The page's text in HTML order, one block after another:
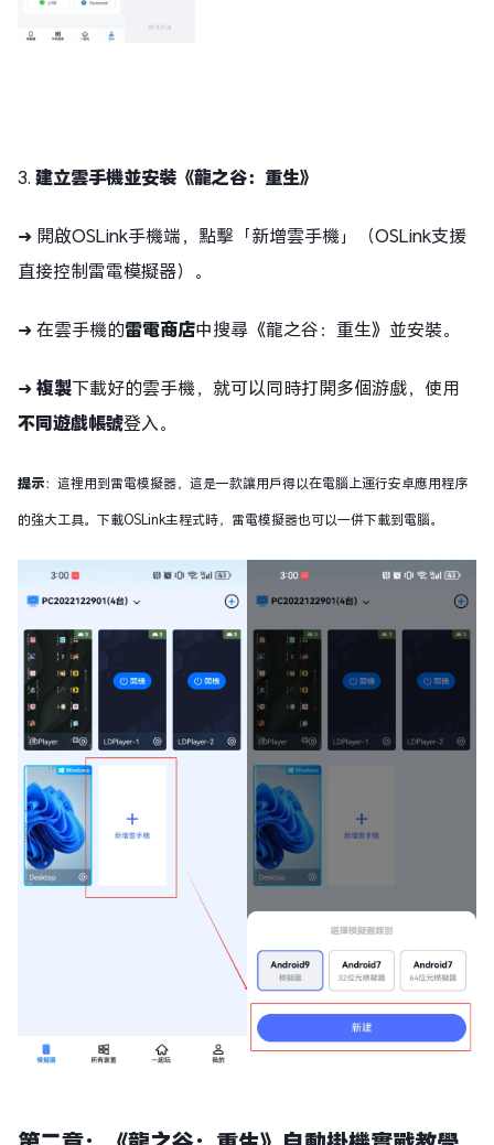
3. 建立雲手機並安裝《龍之谷：重生》
➜ 開啟OSLink手機端，點擊「新增雲手機」（OSLink支援
直接控制雷電模擬器）。
➜ 在雲手機的雷電商店中搜尋《龍之谷：重生》並安裝。
➜ 複製下載好的雲手機，就可以同時打開多個游戲，使用
不同遊戲帳號登入。
提示：這裡用到雷電模擬器，這是一款讓用戶得以在電腦上運行安卓應用程序
的強大工具。下載OSLink主程式時，雷電模擬器也可以一併下載到電腦。